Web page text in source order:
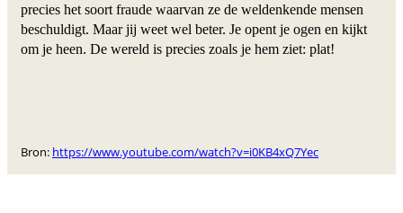
precies het soort fraude waarvan ze de weldenkende mensen
beschuldigt. Maar jij weet wel beter. Je opent je ogen en kijkt
om je heen. De wereld is precies zoals je hem ziet: plat!
Bron: https://www.youtube.com/watch?v=i0KB4xQ7Yec